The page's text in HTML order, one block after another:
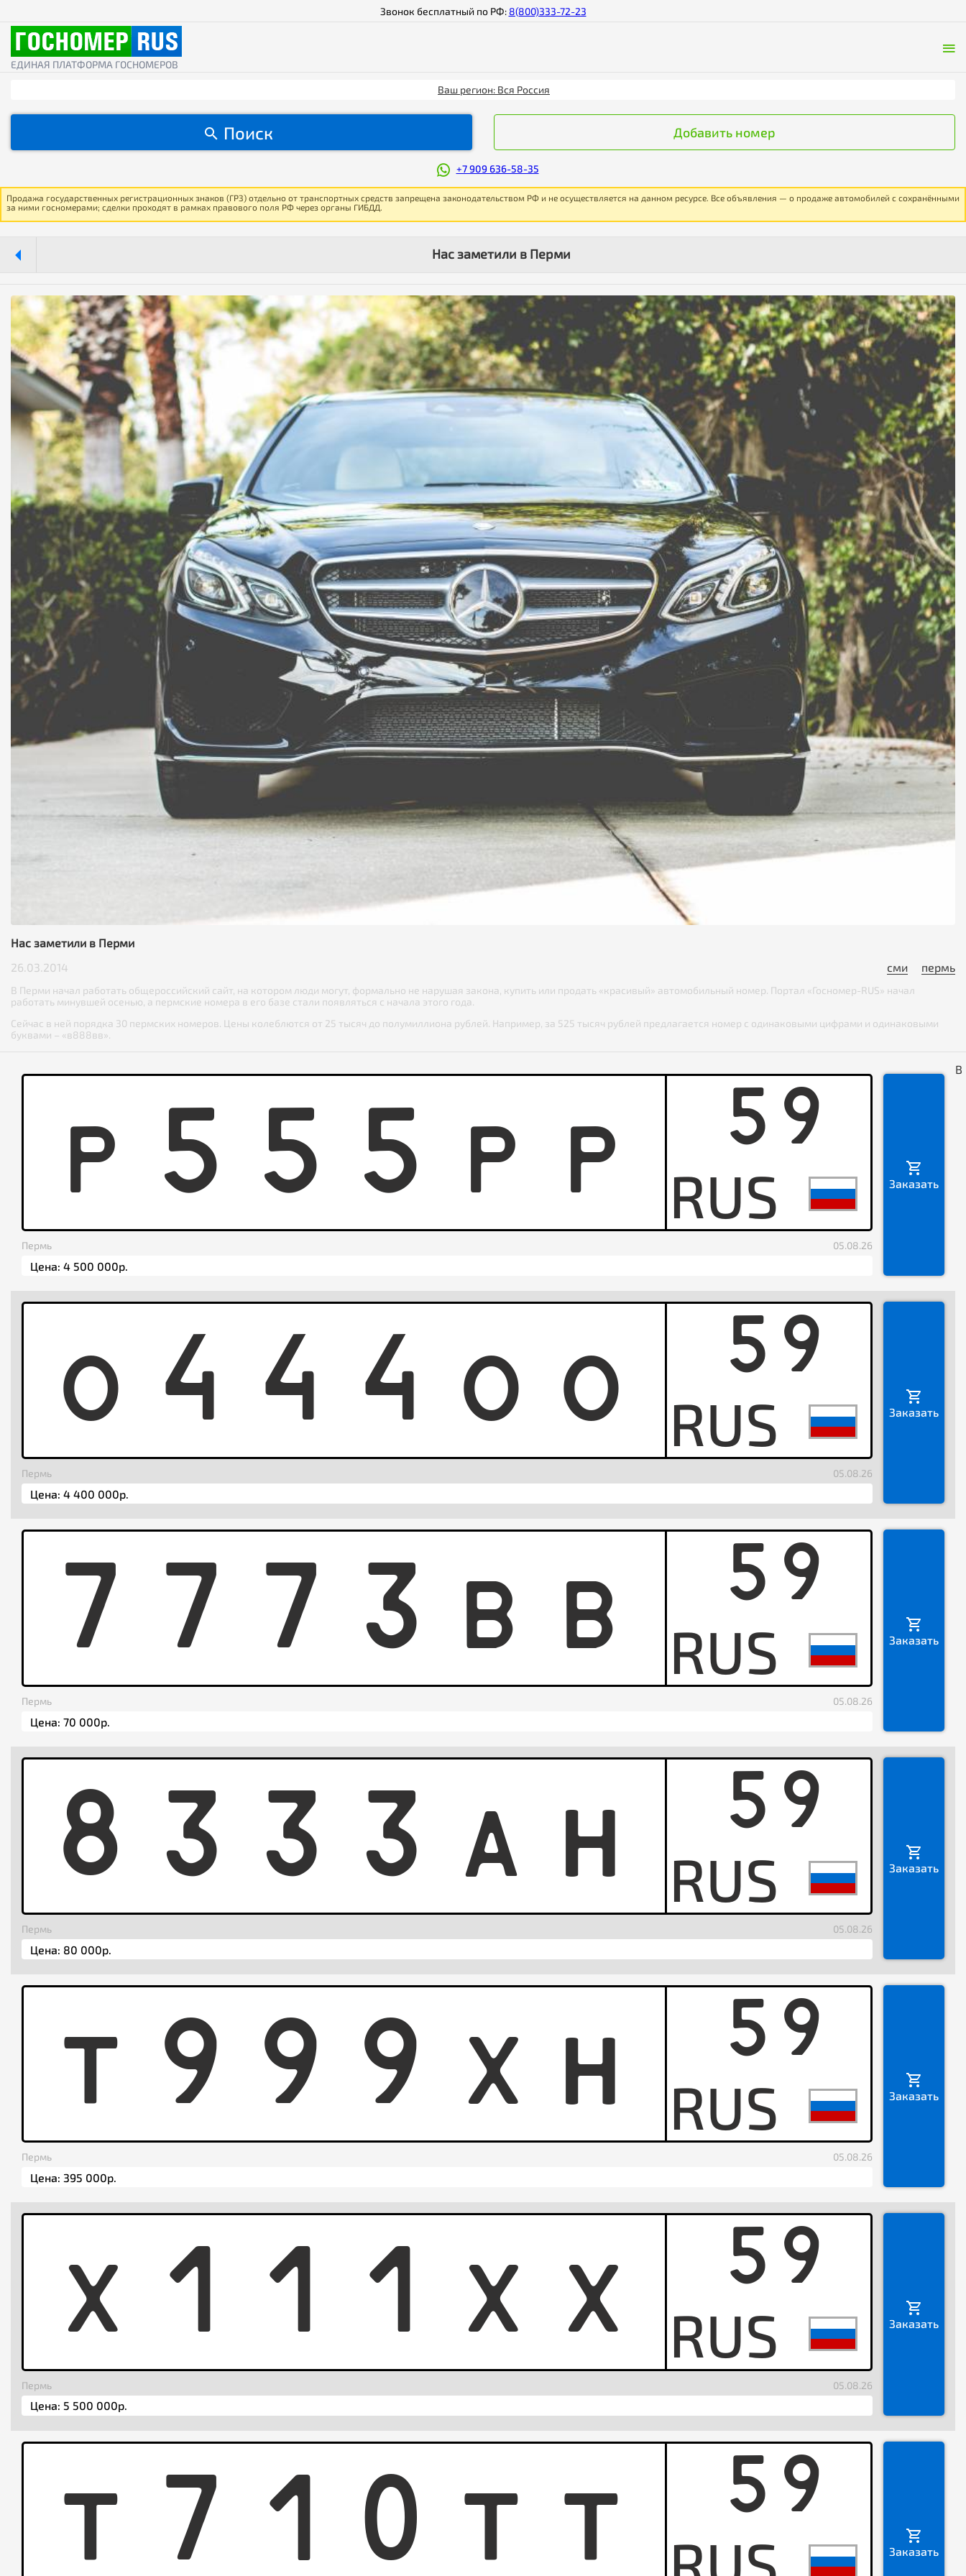
Звонок бесплатный по РФ: 8(800)333-72-23
ЕДИНАЯ ПЛАТФОРМА ГОСНОМЕРОВ
Ваш регион: Вся Россия
Поиск Добавить номер
+7 909 636-58-35
Продажа государственных регистрационных знаков (ГРЗ) отдельно от транспортных средств запрещена законодательством РФ и не осуществляется на данном ресурсе. Все объявления — о продаже автомобилей с сохранёнными
за ними госномерами; сделки проходят в рамках правового поля РФ через органы ГИБДД.
Нас заметили в Перми
Нас заметили в Перми
26.03.2014
сми пермь
В Перми начал работать общероссийский сайт, на котором люди могут, формально не нарушая закона, купить или продать «красивый» автомобильный номер. Портал «Госномер-RUS» начал
работать минувшей осенью, а пермские номера в его базе стали появляться с начала этого года.
Сейчас в ней порядка 30 пермских номеров. Цены колеблются от 25 тысяч до полумиллиона рублей. Например, за 525 тысяч рублей предлагается номер с одинаковыми цифрами и одинаковыми
буквами – «в888вв».
P 5 5 5 P P 59
Пермь 05.08.26
Заказать
O 4 4 4 O O 59
Пермь 05.08.26
Заказать
7 7 7 3 B B 59
Пермь 05.08.26
Заказать
8 3 3 3 A H 59
Пермь 05.08.26
Заказать
T 9 9 9 X H 59
Пермь 05.08.26
Заказать
X 1 1 1 X X 59
Пермь 05.08.26
Заказать
T 7 1 0 T T 59
Заказать
В